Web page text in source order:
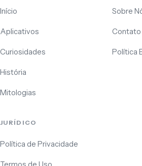
Início
Aplicativos
Curiosidades
História
Mitologias
Sobre
Contato
Política
JURÍDICO
Política de Privacidade